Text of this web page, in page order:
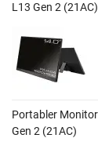
L13 Gen 2 (21AC)
Portabler
Gen 2 (21AC)